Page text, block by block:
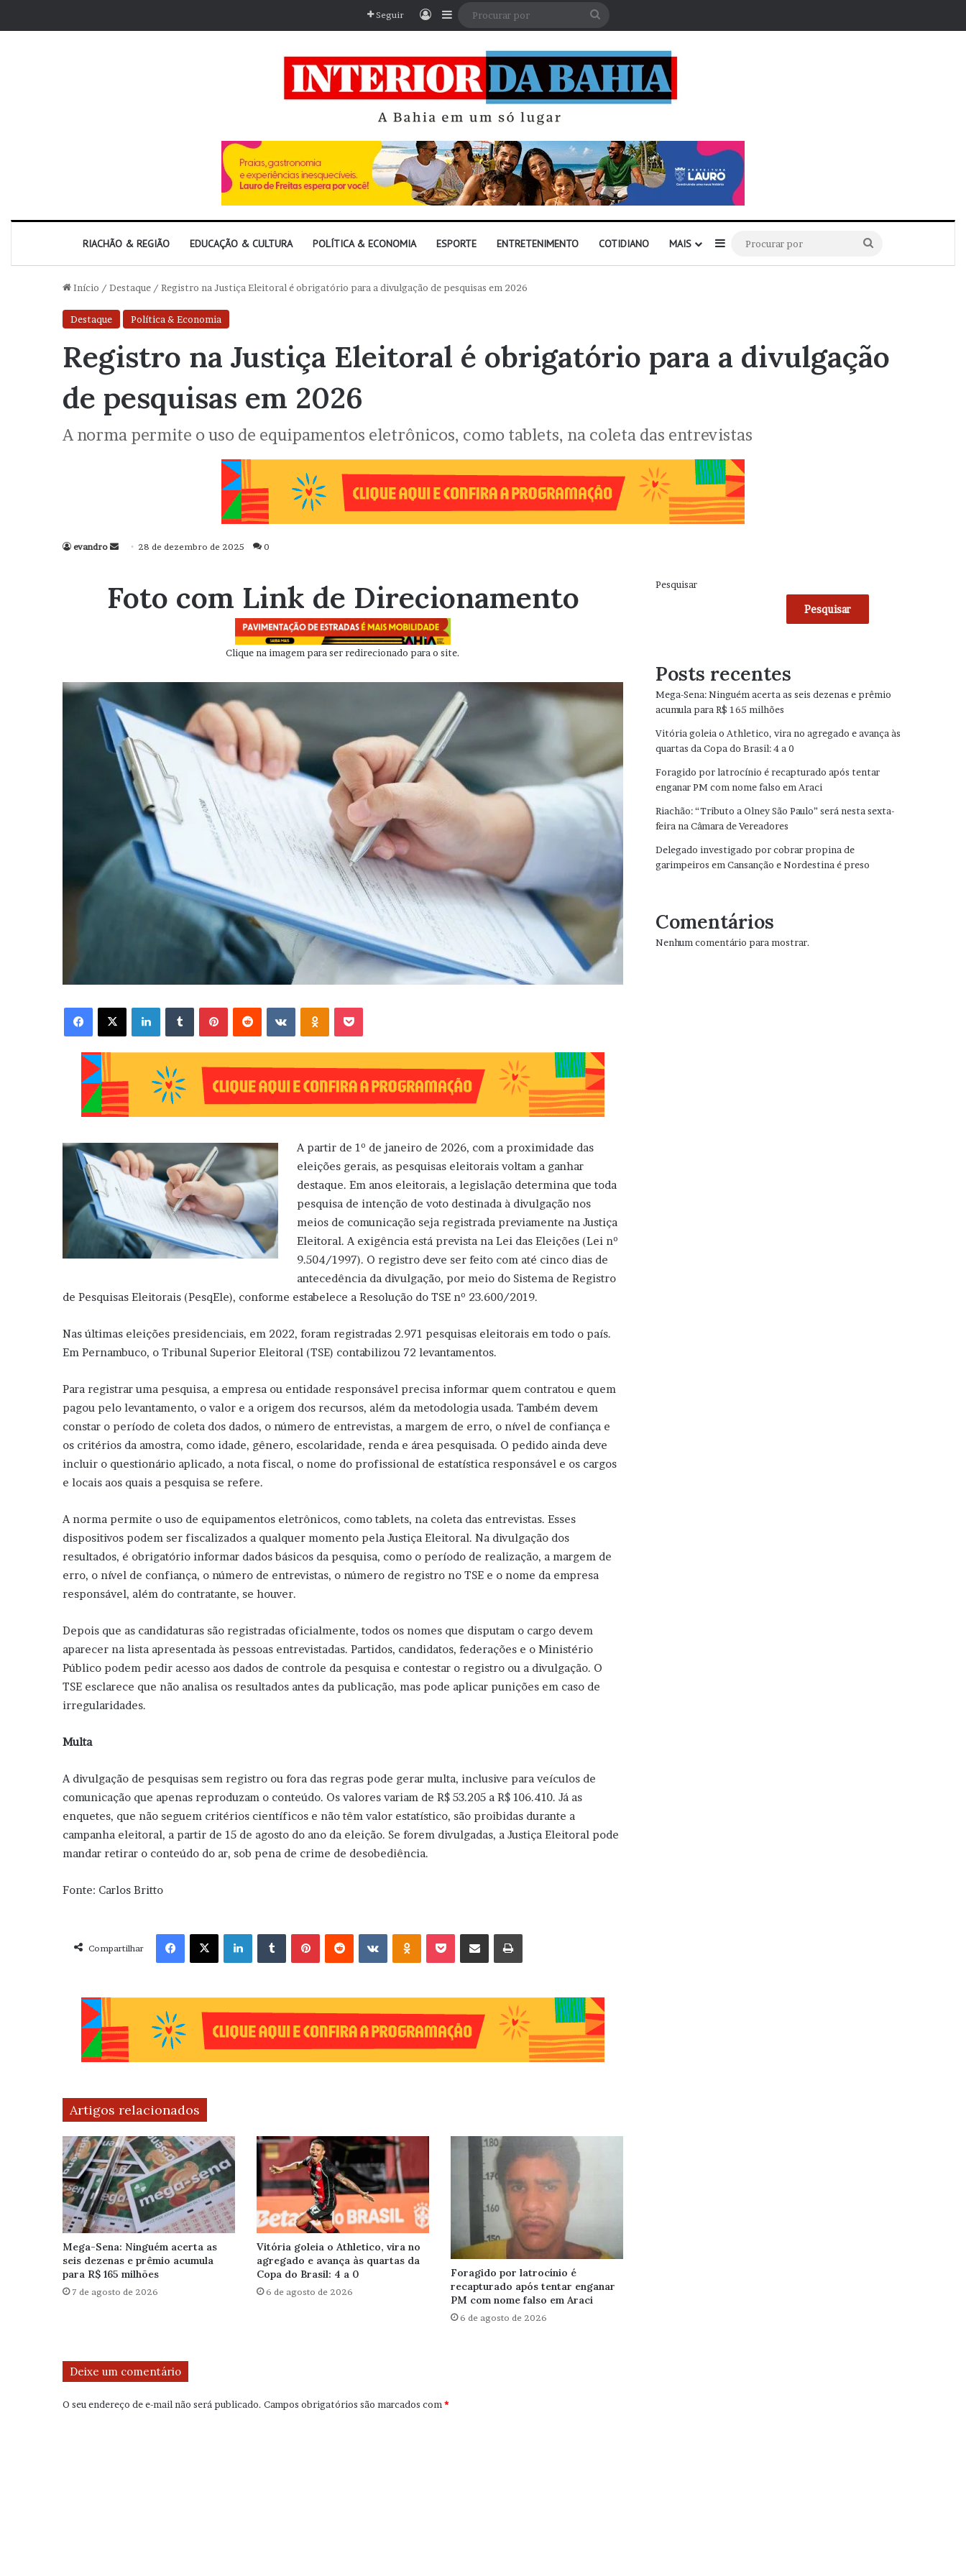
Seguir EntrarBarra Lateral
RIACHÃO & REGIÃO EDUCAÇÃO & CULTURA POLÍTICA & ECONOMIA ESPORTE ENTRETENIMENTO COTIDIANO MAIS Barra Lateral
por
Início / Destaque / Registro na Justiça Eleitoral é obrigatório para a divulgação de pesquisas em 2026
Destaque Política & Economia
Registro na Justiça Eleitoral é obrigatório para a divulgação
de pesquisas em 2026
A norma permite o uso de equipamentos eletrônicos, como tablets, na coleta das entrevistas
evandro
Mande
mail
28 de dezembro de 2025 0
Foto com Link de Direcionamento
Clique na imagem para ser redirecionado para o site.
Facebook X Linkedin VK OK
A partir de 1º de janeiro de 2026, com a proximidade das
eleições gerais, as pesquisas eleitorais voltam a ganhar
destaque. Em anos eleitorais, a legislação determina que toda
pesquisa de intenção de voto destinada à divulgação nos
meios de comunicação seja registrada previamente na Justiça
Eleitoral. A exigência está prevista na Lei das Eleições (Lei nº
9.504/1997). O registro deve ser feito com até cinco dias de
antecedência da divulgação, por meio do Sistema de Registro
de Pesquisas Eleitorais (PesqEle), conforme estabelece a Resolução do TSE nº 23.600/2019.
Nas últimas eleições presidenciais, em 2022, foram registradas 2.971 pesquisas eleitorais em todo o país.
Em Pernambuco, o Tribunal Superior Eleitoral (TSE) contabilizou 72 levantamentos.
Para registrar uma pesquisa, a empresa ou entidade responsável precisa informar quem contratou e quem
pagou pelo levantamento, o valor e a origem dos recursos, além da metodologia usada. Também devem
constar o período de coleta dos dados, o número de entrevistas, a margem de erro, o nível de confiança e
os critérios da amostra, como idade, gênero, escolaridade, renda e área pesquisada. O pedido ainda deve
incluir o questionário aplicado, a nota fiscal, o nome do profissional de estatística responsável e os cargos
e locais aos quais a pesquisa se refere.
A norma permite o uso de equipamentos eletrônicos, como tablets, na coleta das entrevistas. Esses
dispositivos podem ser fiscalizados a qualquer momento pela Justiça Eleitoral. Na divulgação dos
resultados, é obrigatório informar dados básicos da pesquisa, como o período de realização, a margem de
erro, o nível de confiança, o número de entrevistas, o número de registro no TSE e o nome da empresa
responsável, além do contratante, se houver.
Depois que as candidaturas são registradas oficialmente, todos os nomes que disputam o cargo devem
aparecer na lista apresentada às pessoas entrevistadas. Partidos, candidatos, federações e o Ministério
Público podem pedir acesso aos dados de controle da pesquisa e contestar o registro ou a divulgação. O
TSE esclarece que não analisa os resultados antes da publicação, mas pode aplicar punições em caso de
irregularidades.
Multa
A divulgação de pesquisas sem registro ou fora das regras pode gerar multa, inclusive para veículos de
comunicação que apenas reproduzam o conteúdo. Os valores variam de R$ 53.205 a R$ 106.410. Já as
enquetes, que não seguem critérios científicos e não têm valor estatístico, são proibidas durante a
campanha eleitoral, a partir de 15 de agosto do ano da eleição. Se forem divulgadas, a Justiça Eleitoral pode
mandar retirar o conteúdo do ar, sob pena de crime de desobediência.
Fonte: Carlos Britto
Compartilhar
Facebook X Linkedin VK OK
Artigos relacionados
Mega-Sena: Ninguém acerta as
seis dezenas e prêmio acumula
para R$ 165 milhões
7 de agosto de 2026
Vitória goleia o Athletico, vira no
agregado e avança às quartas da
Copa do Brasil: 4 a 0
6 de agosto de 2026
Foragido por latrocínio é
recapturado após tentar enganar
PM com nome falso em Araci
6 de agosto de 2026
Deixe um comentário
O seu endereço de e-mail não será publicado. Campos obrigatórios são marcados com *
Pesquisar
Pesquisar
Posts recentes
Mega-Sena: Ninguém acerta as seis dezenas e prêmio
acumula para R$ 165 milhões
Vitória goleia o Athletico, vira no agregado e avança às
quartas da Copa do Brasil: 4 a 0
Foragido por latrocínio é recapturado após tentar
enganar PM com nome falso em Araci
Riachão: “Tributo a Olney São Paulo” será nesta sexta-
feira na Câmara de Vereadores
Delegado investigado por cobrar propina de
garimpeiros em Cansanção e Nordestina é preso
Comentários
Nenhum comentário para mostrar.